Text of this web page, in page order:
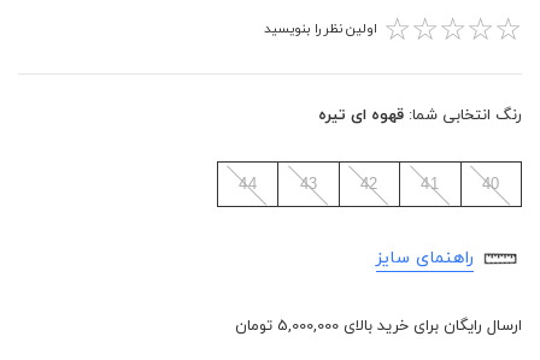
☆
☆
☆
☆
☆ اولین نظر را بنویسید
رنگ انتخابی شما: قهوه ای تیره
40
41
42
43
44
راهنمای سایز
ارسال رایگان برای خرید بالای 5,000,000 تومان